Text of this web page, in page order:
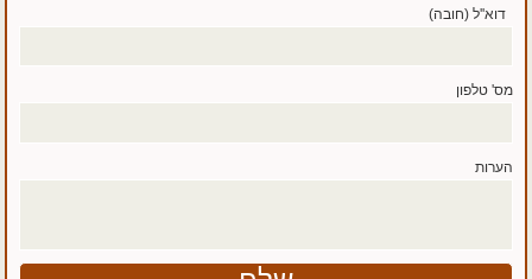
דוא''ל (חובה)
מס' טלפון
הערות